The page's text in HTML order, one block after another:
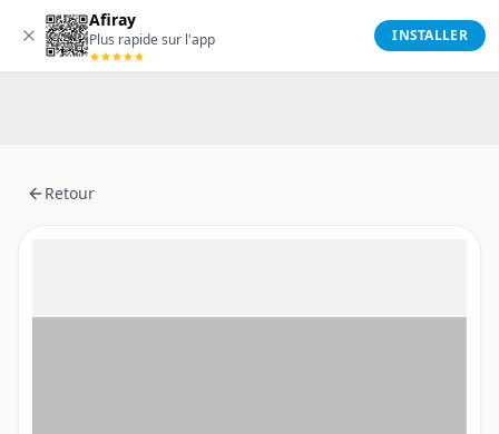
Afiray
Plus rapide sur l'app INSTALLER
Afiray
Retour